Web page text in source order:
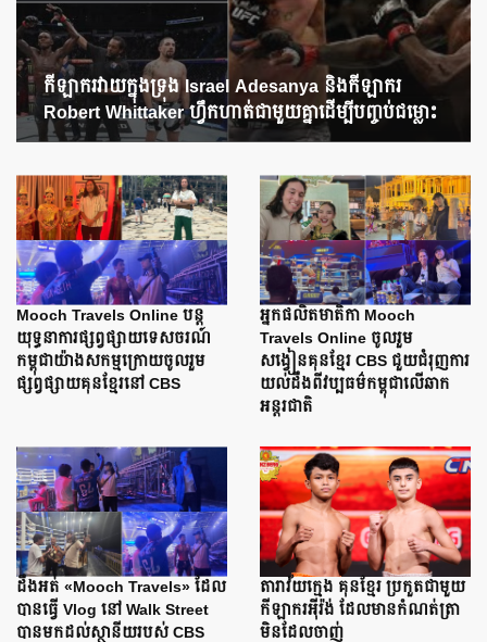
កីឡាករវាយក្នុងទ្រុង Israel Adesanya និងកីឡាករ
Robert Whittaker ហ្វឹកហាត់ជាមួយគ្នាដើម្បីបញ្ចប់ជម្លោះ
Mooch Travels Online បន្ត
យុទ្ធនាការផ្សព្វផ្សាយទេសចរណ៍
កម្ពុជាយ៉ាងសកម្មក្រោយចូលរួម
ផ្សព្វផ្សាយគុនខ្មែរនៅ CBS
អ្នកផលិតមាតិកា Mooch
Travels Online ចូលរួម
សង្វៀនគុនខ្មែរ CBS ជួយជំរុញការ
យល់ដឹងពីវប្បធម៌កម្ពុជាលើឆាក
អន្តរជាតិ
ដឹងអត់ «Mooch Travels» ដែល
បានធ្វើ Vlog នៅ Walk Street
បានមកដល់ស្ថានីយរបស់ CBS
តារាវ័យក្មេង គុនខ្មែរ ប្រកួតជាមួយ
កីឡាករអ៊ីរ៉ង់ ដែលមានកំណត់ត្រា
មិនដែលចាញ់